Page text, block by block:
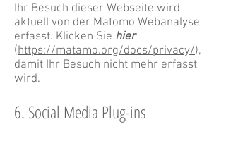
Ihr Besuch dieser Webseite wird
aktuell von der Matomo Webanalyse
erfasst. Klicken Sie hier
(https://matamo.org/docs/privacy/),
damit Ihr Besuch nicht mehr erfasst
wird.
6. Social Media Plug-ins